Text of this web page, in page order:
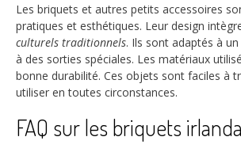
Les briquets et autres petits accessoires
pratiques et esthétiques. Leur design
culturels traditionnels. Ils sont adaptés à
à des sorties spéciales. Les matériaux
bonne durabilité. Ces objets sont faciles à
utiliser en toutes circonstances.
FAQ sur les briquets